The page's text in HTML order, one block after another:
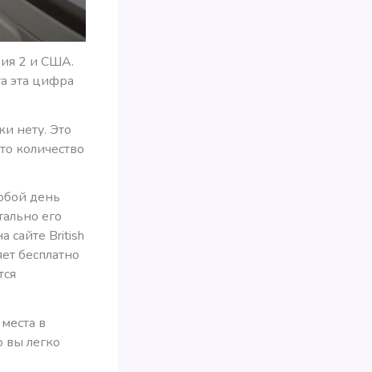
2 и США.
эта цифра
нету. Это
количество
день
его
сайте British
бесплатно
в
вы легко